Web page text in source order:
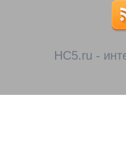
HC5.ru -